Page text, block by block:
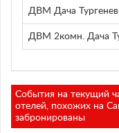
ДВМ Дача
ДВМ 2комн. Дача
События на текущий
отелей, похожих на
забронированы